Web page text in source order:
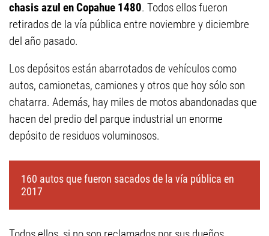
chasis azul en Copahue 1480. Todos ellos fueron
retirados de la vía pública entre noviembre y diciembre
del año pasado.
Los depósitos están abarrotados de vehículos como
autos, camionetas, camiones y otros que hoy sólo son
chatarra. Además, hay miles de motos abandonadas que
hacen del predio del parque industrial un enorme
depósito de residuos voluminosos.
160 autos que fueron sacados de la vía pública en
2017